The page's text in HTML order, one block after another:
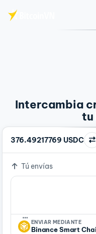
Intercambia
tu
376.49217769 USDC
Tú envías
…
ENVIAR MEDIANTE
Binance Smart